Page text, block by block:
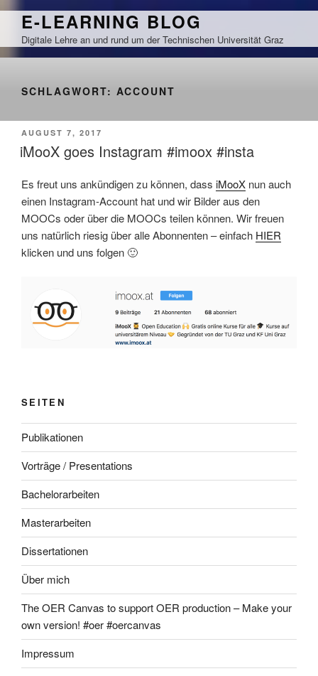
Zum
springen
E-LEARNING BLOG
Digitale Lehre an und rund um der Technischen Universität Graz
SCHLAGWORT: ACCOUNT
VERÖFFENTLICHT
AM
AUGUST 7, 2017
iMooX goes Instagram #imoox #insta
Es freut uns ankündigen zu können, dass iMooX nun auch
einen Instagram-Account hat und wir Bilder aus den
MOOCs oder über die MOOCs teilen können. Wir freuen
uns natürlich riesig über alle Abonnenten – einfach HIER
klicken und uns folgen 🙂
SEITEN
Publikationen
Vorträge / Presentations
Bachelorarbeiten
Masterarbeiten
Dissertationen
Über mich
The OER Canvas to support OER production – Make your
own version! #oer #oercanvas
Impressum